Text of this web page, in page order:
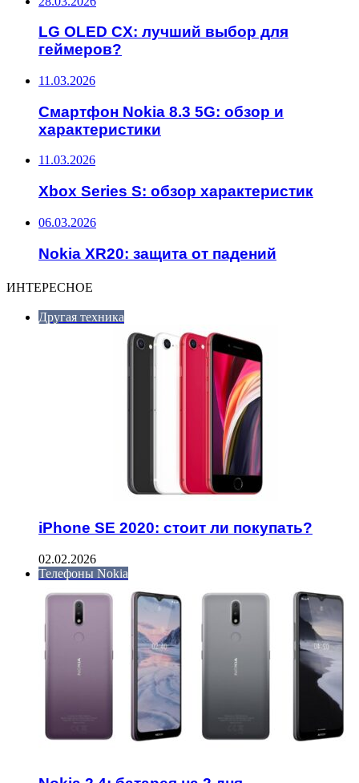
LG OLED CX: лучший выбор для
геймеров?
11.03.2026
Смартфон Nokia 8.3 5G: обзор и
характеристики
11.03.2026
Xbox Series S: обзор характеристик
06.03.2026
Nokia XR20: защита от падений
ИНТЕРЕСНОЕ
Другая техника
iPhone SE 2020: стоит ли покупать?
02.02.2026
Телефоны Nokia